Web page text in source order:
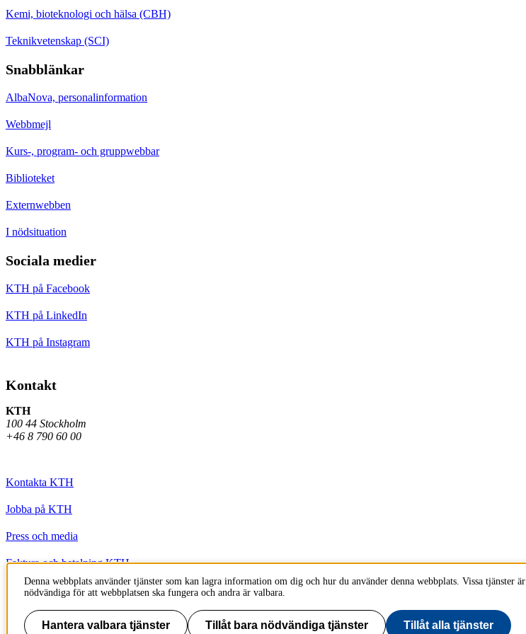
Kemi, bioteknologi och hälsa (CBH)
Teknikvetenskap (SCI)
Snabblänkar
AlbaNova, personalinformation
Webbmejl
Kurs-, program- och gruppwebbar
Biblioteket
Externwebben
I nödsituation
Sociala medier
KTH på Facebook
KTH på LinkedIn
KTH på Instagram
Kontakt
KTH
100 44 Stockholm
+46 8 790 60 00
Kontakta KTH
Jobba på KTH
Press och media
Faktura och betalning KTH
Om KTH:s webbplatser
Tillgänglighetsredogörelse
Denna webbplats använder tjänster som kan lagra information om dig och hur du använder denna webbplats. Vissa tjänster är
nödvändiga för att webbplatsen ska fungera och andra är valbara.
Hantera valbara tjänster Tillåt bara nödvändiga tjänster Tillåt alla tjänster